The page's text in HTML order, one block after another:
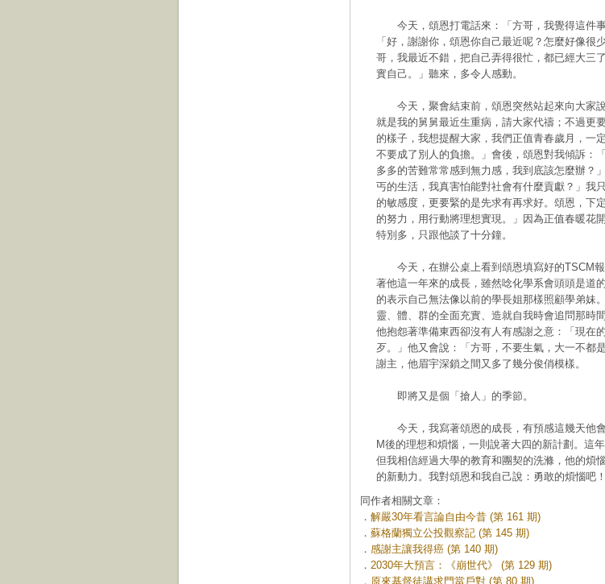
今天，頌恩打電話來：「方哥，我覺得這件事
「好，謝謝你，頌恩你自己最近呢？怎麼好像很
哥，我最近不錯，把自己弄得很忙，都已經大三
實自己。」聽來，多令人感動。
今天，聚會結束前，頌恩突然站起來向大家說
就是我的舅舅最近生重病，請大家代禱；不過更
的樣子，我想提醒大家，我們正值青春歲月，一
不要成了別人的負擔。」會後，頌恩對我傾訴：
多多的苦難常常感到無力感，我到底該怎麼辦？
丐的生活，我真害怕能對社會有什麼貢獻？」我
的敏感度，更要緊的是先求有再求好。頌恩，下
的努力，用行動將理想實現。」因為正值春暖花
特別多，只跟他談了十分鐘。
今天，在辦公桌上看到頌恩填寫好的TSCM報
著他這一年來的成長，雖然唸化學系會頭頭是道
的表示自己無法像以前的學長姐那樣照顧學弟妹
靈、體、群的全面充實、造就自我時會追問那時
他抱怨著準備東西卻沒有人有感謝之意：「現在
歹。」他又會說：「方哥，不要生氣，大一不都
謝主，他眉宇深鎖之間又多了幾分俊俏模樣。
即將又是個「搶人」的季節。
今天，我寫著頌恩的成長，有預感這幾天他
M後的理想和煩惱，一則說著大四的新計劃。這
但我相信經過大學的教育和團契的洗滌，他的煩
的新動力。我對頌恩和我自己說：勇敢的煩惱吧
同作者相關文章：
． 解嚴30年看言論自由今昔 (第 161 期)
． 蘇格蘭獨立公投觀察記 (第 145 期)
． 感謝主讓我得癌 (第 140 期)
． 2030年大預言：《崩世代》 (第 129 期)
． 原來基督徒講求門當戶對 (第 80 期)